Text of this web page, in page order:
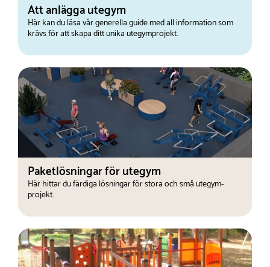
Att anlägga utegym
Här kan du läsa vår generella guide med all information som
krävs för att skapa ditt unika utegymprojekt.
Paketlösningar för utegym
Här hittar du färdiga lösningar för stora och små utegym-
projekt.